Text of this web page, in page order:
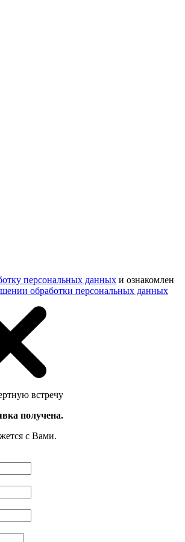
персональных данных и ознакомлен
обработки персональных данных
встречу
получена.
с Вами.